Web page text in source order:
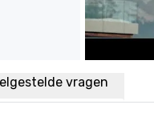
vragen